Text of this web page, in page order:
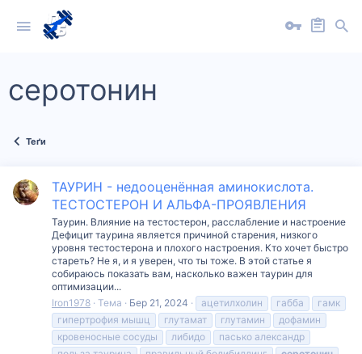
серотонин
Теґи
ТАУРИН - недооценённая аминокислота.
ТЕСТОСТЕРОН И АЛЬФА-ПРОЯВЛЕНИЯ
Таурин. Влияние на тестостерон, расслабление и настроение
Дефицит таурина является причиной старения, низкого
уровня тестостерона и плохого настроения. Кто хочет быстро
стареть? Не я, и я уверен, что ты тоже. В этой статье я
собираюсь показать вам, насколько важен таурин для
оптимизации...
Iron1978 Тема Бер 21, 2024 ацетилхолин габба
гамк
гипертрофия мышц
глутамат глутамин
дофамин
кровеносные сосуды
либидо
пасько александр